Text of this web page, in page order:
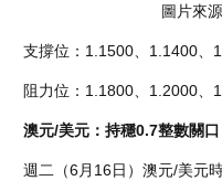
圖片來
支撐位：1.1500、1.1400、
阻力位：1.1800、1.2000、
澳元/美元：持穩0.7整數關
週二（6月16日）澳元/美元